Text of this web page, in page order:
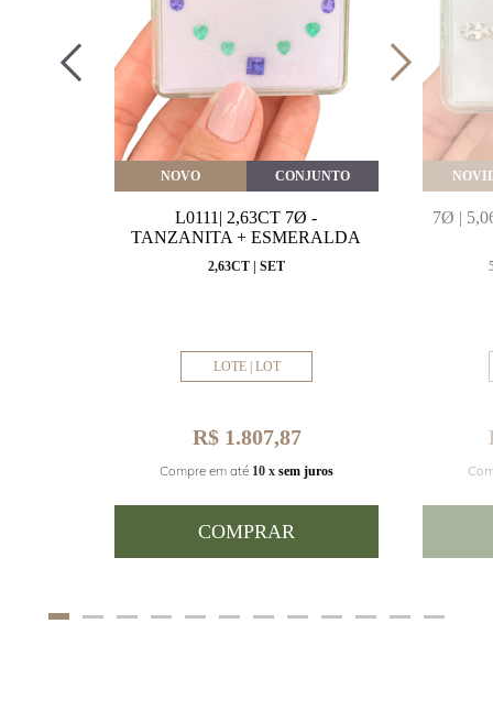
NOVO CONJUNTO
L0111| 2,63CT 7Ø -
TANZANITA + ESMERALDA
2,63CT | SET
LOTE | LOT
R$ 1.807,87
Compre em até 10 x sem juros
COMPRAR
7Ø |